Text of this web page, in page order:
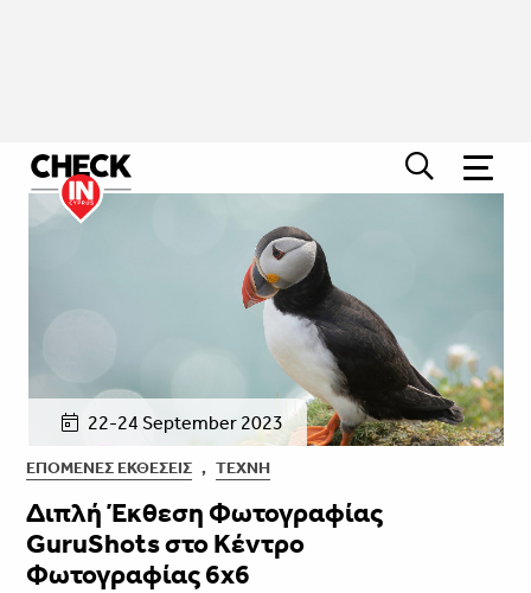
22-24 September 2023
ΕΠΌΜΕΝΕΣ ΕΚΘΈΣΕΙΣ , ΤΈΧΝΗ
Διπλή Έκθεση Φωτογραφίας
GuruShots στο Kέντρο
Φωτογραφίας 6x6